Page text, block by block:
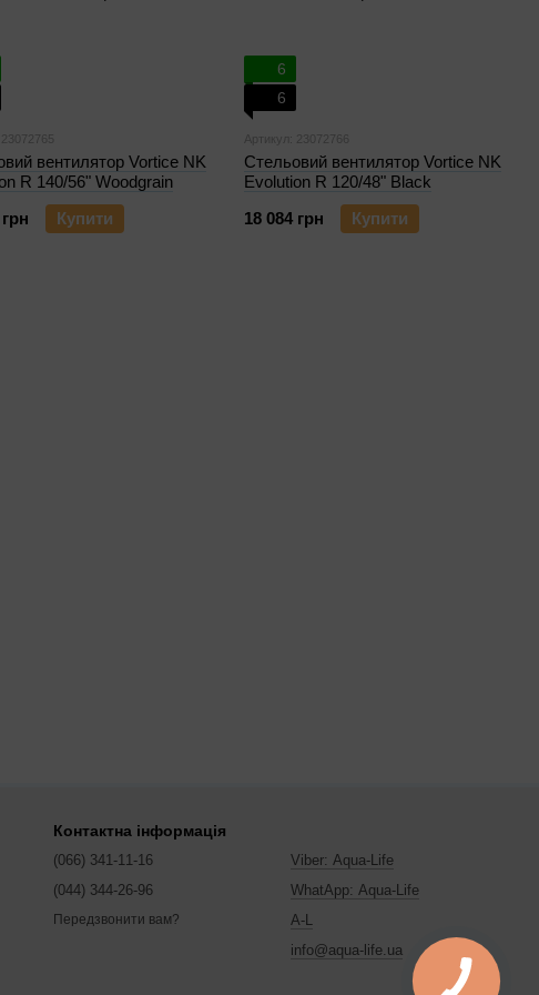
вентилятор Vortice NK
R 140/56" Woodgrain
Купити
6
6
Артикул: 23072766
Стельовий вентилятор Vortice NK
Evolution R 120/48" Black
18 084 грн
Купити
Контактна інформація
(066) 341-11-16
(044) 344-26-96
Передзвонити вам?
Viber: Aqua-Life
WhatApp: Aqua-Life
A-L
info@aqua-life.ua